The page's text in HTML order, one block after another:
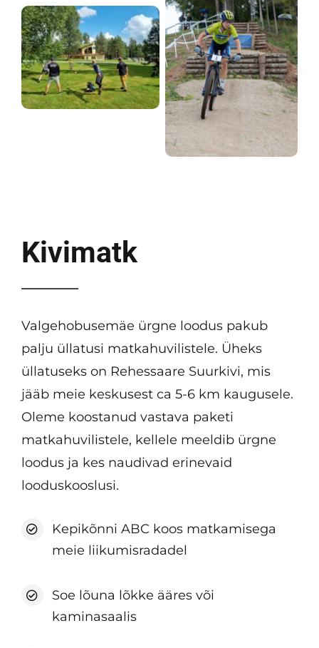
Kivimatk
Valgehobusemäe ürgne loodus pakub
palju üllatusi matkahuvilistele. Üheks
üllatuseks on Rehessaare Suurkivi, mis
jääb meie keskusest ca 5-6 km kaugusele.
Oleme koostanud vastava paketi
matkahuvilistele, kellele meeldib ürgne
loodus ja kes naudivad erinevaid
looduskooslusi.
Kepikõnni ABC koos matkamisega
meie liikumisradadel
Soe lõuna lõkke ääres või
kaminasaalis